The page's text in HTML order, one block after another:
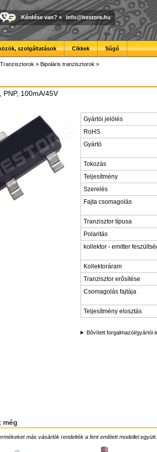
Kérdése van? » info@hestore.hu
szolgáltatások Cikkek Súgó
Tranzisztorok » Bipoláris tranzisztorok »
PNP, 100mA/45V
Gyártói jelölés
RoHS
Gyártó
Tokozás
Teljesítmény
Szerelés
Fajta csomagolás
Tranzisztor típusa
Polaritás
kollektor - emitter
Kollektoráram
Tranzisztor erősítése
Csomagolás fajtája
Teljesítmény elosztás
Bővített forgalmazói/gyártói
még
más vásárlók rendelték a fent említett modellel